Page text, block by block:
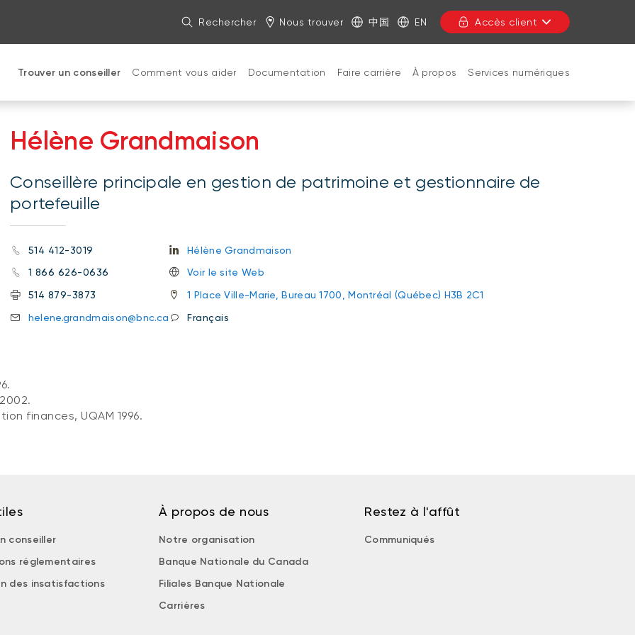
Rechercher Nous trouver 中国 EN Accès client
Trouver un conseiller Comment vous aider Documentation Faire carrière À propos Services numériques
Hélène Grandmaison
Conseillère principale en gestion de patrimoine et gestionnaire de
portefeuille
514 412-3019
1 866 626-0636
514 879-3873
helene.grandmaison@bnc.ca
Hélène Grandmaison
Voir le site Web
1 Place Ville-Marie, Bureau 1700, Montréal (Québec) H3B 2C1
Français
finances, UQAM 1996.
conseiller
réglementaires
des insatisfactions
À propos de nous
Notre organisation
Banque Nationale du Canada
Filiales Banque Nationale
Carrières
Restez à l'affût
Communiqués